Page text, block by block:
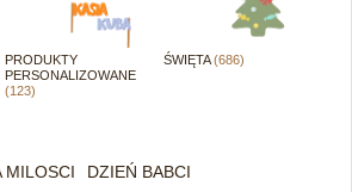
PRODUKTY
PERSONALIZOWANE
(123)
ŚWIĘTA(686)
MILOSCI DZIEŃ BABCI